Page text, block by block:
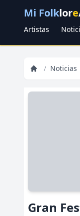
Mi Folklore
Artistas
/ Noticias
Gran